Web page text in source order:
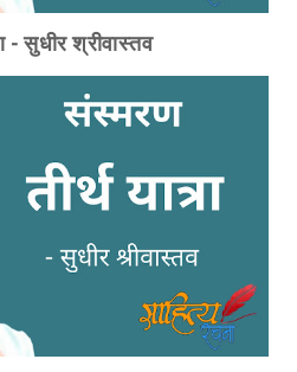
- सुधीर श्रीवास्तव